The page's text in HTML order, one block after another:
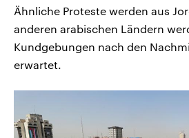
Ähnliche Proteste werden aus
anderen arabischen Ländern
Kundgebungen nach den
erwartet.